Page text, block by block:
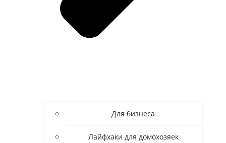
Для бизнеса
Лайфхаки для домохозяек